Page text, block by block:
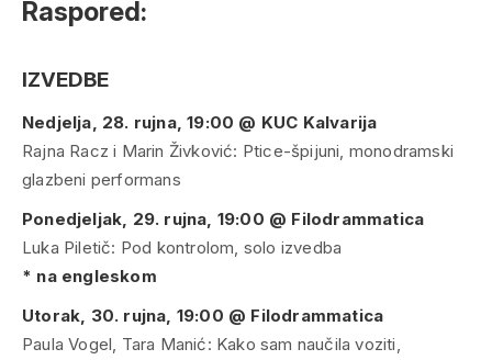
Raspored:
IZVEDBE
Nedjelja, 28. rujna, 19:00 @ KUC Kalvarija
Rajna Racz i Marin Živković: Ptice-špijuni, monodramski
glazbeni performans
Ponedjeljak, 29. rujna, 19:00 @ Filodrammatica
Luka Piletič: Pod kontrolom, solo izvedba
* na engleskom
Utorak, 30. rujna, 19:00 @ Filodrammatica
Paula Vogel, Tara Manić: Kako sam naučila voziti,